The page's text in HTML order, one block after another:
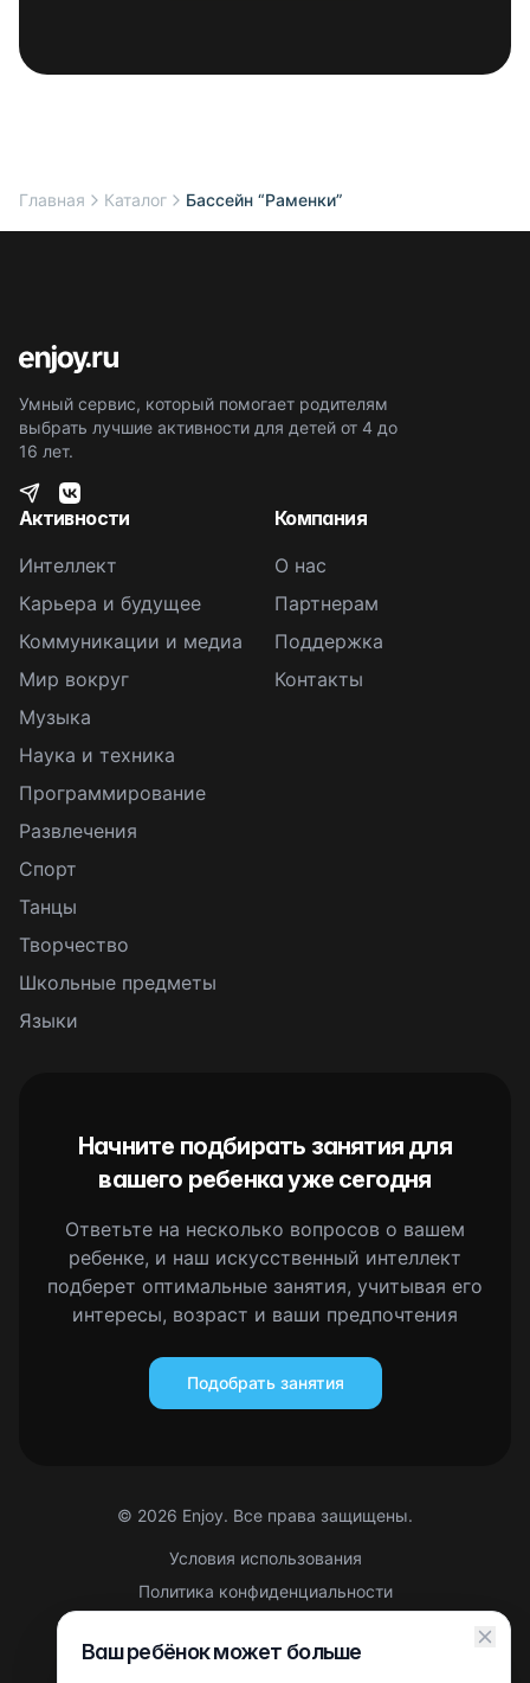
Главная Каталог Бассейн “Раменки”
Умный сервис, который помогает родителям
выбрать лучшие активности для детей от 4 до
16 лет.
Активности
Интеллект
Карьера и будущее
Коммуникации и медиа
Мир вокруг
Музыка
Наука и техника
Программирование
Развлечения
Спорт
Танцы
Творчество
Школьные предметы
Языки
Компания
О нас
Партнерам
Поддержка
Контакты
Начните подбирать занятия для
вашего ребенка уже сегодня
Ответьте на несколько вопросов о вашем
ребенке, и наш искусственный интеллект
подберет оптимальные занятия, учитывая его
интересы, возраст и ваши предпочтения
Подобрать занятия
© 2026 Enjoy. Все права защищены.
Условия использования
Политика конфиденциальности
Партнерская оферта
Ваш ребёнок может больше